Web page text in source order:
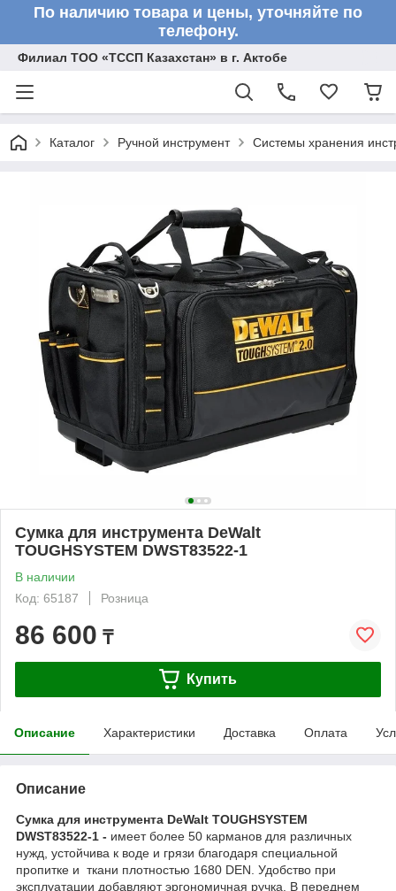
По наличию товара и цены, уточняйте по
телефону.
Филиал ТОО «ТССП Казахстан» в г. Актобе
Каталог Ручной инструмент Системы хранения
Сумка для инструмента DeWalt
TOUGHSYSTEM DWST83522-1
В наличии
Код: 65187
Розница
86 600 ₸
Купить
Описание Характеристики Доставка Оплата
Описание
Сумка для инструмента DeWalt TOUGHSYSTEM
DWST83522-1 - имеет более 50 карманов для различных
нужд, устойчива к воде и грязи благодаря специальной
пропитке и ткани плотностью 1680 DEN. Удобство при
эксплуатации добавляют эргономичная ручка. В переднем